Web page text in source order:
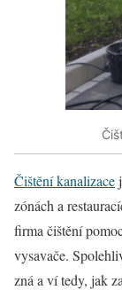
Čištění kanalizace
zónách a
firma čištění
vysavače.
zná a ví tedy, jak